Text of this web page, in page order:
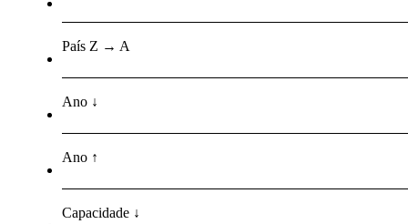
País Z → A
Ano ↓
Ano ↑
Capacidade ↓